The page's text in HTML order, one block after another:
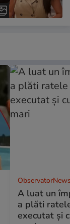
A luat un
a plăti
executat şi